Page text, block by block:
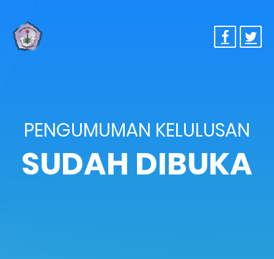
PENGUMUMAN KELULUSAN
SUDAH DIBUKA